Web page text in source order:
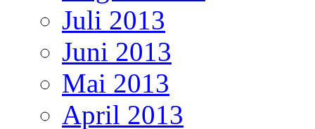
Juli 2013
Juni 2013
Mai 2013
April 2013